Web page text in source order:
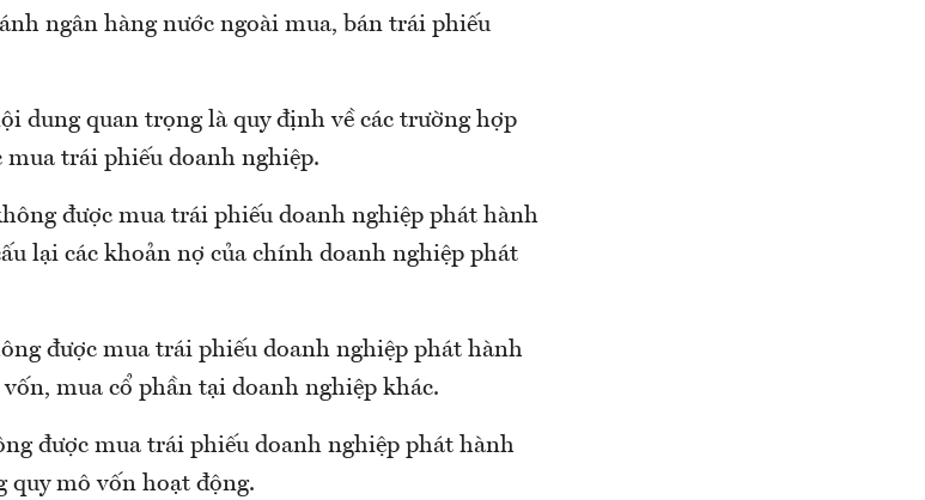
ngân hàng nước ngoài mua, bán trái phiếu
dung quan trọng là quy định về các trường hợp
trái phiếu doanh nghiệp.
được mua trái phiếu doanh nghiệp phát hành
lại các khoản nợ của chính doanh nghiệp phát
được mua trái phiếu doanh nghiệp phát hành
mua cổ phần tại doanh nghiệp khác.
được mua trái phiếu doanh nghiệp phát hành
quy mô vốn hoạt động.